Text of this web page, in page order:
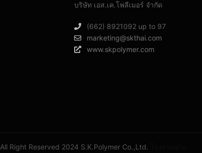
บริษัท เอส.เค.โพลีเมอร์ จํากัด
(662) 8921092 up to 97
marketing@skthai.com
www.skpolymer.com
All Right Reserved 2024 S.K.Polymer Co.,Ltd.